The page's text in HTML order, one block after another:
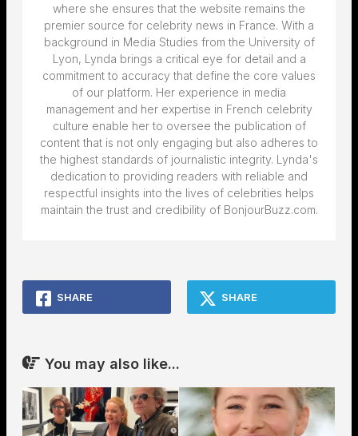
where she ensures that the website remains the
premier source for celebrity news in France. With a
background in Media Studies from the University of
Lyon, Lynda brings a critical eye for detail and a
commitment to accuracy that define the core values
of our platform. Her experience in media
management and her expertise in French celebrity
culture enable her to oversee the publication of
content that is not only engaging but also adheres to
the highest standards of journalistic integrity. Lynda's
dedication to providing readers with reliable and
respectful insights into the lives of celebrities helps
maintain the trust and credibility of BonjourBuzz.com.
SHARE SHARE
You may also like...